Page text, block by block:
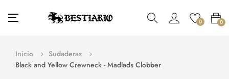
Navegación
☰ 0 0
Inicio
Sudaderas
Black and Yellow Crewneck - Madlads Clobber